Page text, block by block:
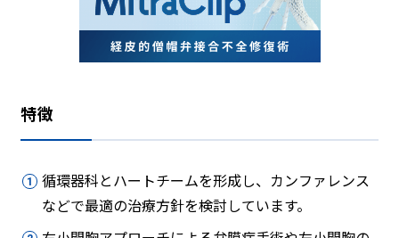
特徴
循環器科とハートチームを形成し、カンファレンス
などで最適の治療方針を検討しています。